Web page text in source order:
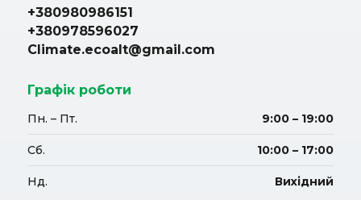
+380980986151
+380978596027
Climate.ecoalt@gmail.com
Графік роботи
Пн. – Пт. 9:00 – 19:00
Сб. 10:00 – 17:00
Нд. Вихідний